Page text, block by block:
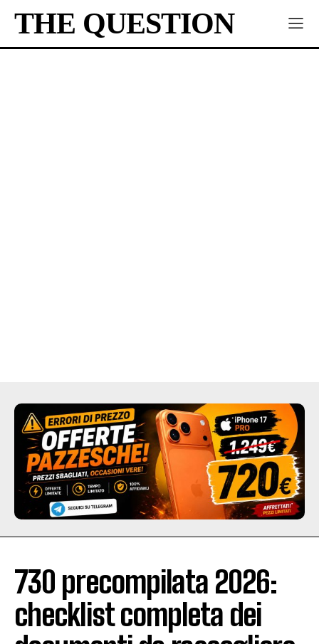
THE QUESTION
730 precompilata 2026:
checklist completa dei